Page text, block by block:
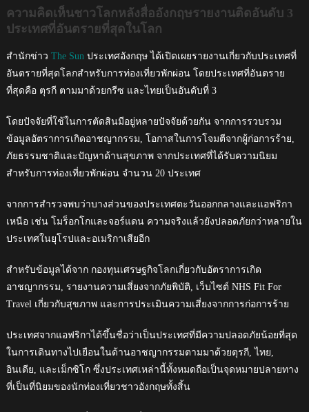
ความคิดเห็นชาวโลกหลังสื่ออังกฤษรายงานติดอันดับ 3
ประเทศที่อันตรายที่สุดในโลก
สำนักข่าว The Sunประเทศอังกฤษ ได้เปิดเผยรายงานเกี่ยวกับประเทศที่
อันตรายที่สุดโลกสำหรับการท่องเที่ยวพักผ่อน โดยประเทศที่อันตราย
ที่สุดคือ ตุรกี ตามมาด้วยกรีซ และไทยเป็นอันดับที่ 3
โดยปัจจัยที่ใช้ในการตัดสินมีอยู่หลายปัจจัยด้วยกัน จากการรวบรวม
ข้อมูลอัตราการเกิดอาชญากรรม, โอกาสในการโจมตีจากผู้ก่อการร้าย,
ภัยธรรมชาติและปัญหาด้านสุขภาพ จากประเทศที่ได้รับความนิยม
สำหรับการท่องเที่ยวพักผ่อน จำนวน 20 ประเทศ
จากการสำรวจพบว่าบางส่วนของประเทศตะวันออกกลางและแอฟริกา
เหนือ เช่น โมร็อกโกและจอร์แดน ความจริงแล้วยังปลอดภัยกว่าหลายใน
ประเทศในยุโรปและอเมริกาเสียอีก
สำหรับข้อมูลได้จาก กองทุนเศรษฐกิจโลกเกี่ยวกับอัตราการเกิด
อาชญากรรม, รายงานความเสี่ยงจากภัยพิบัติ, เว็บไซต์ NHS Fit For
Travel เกี่ยวกับสุขภาพ และการประเมินความเสี่ยงจากการก่อการร้าย
ประเทศจากแอฟริกาได้ขึ้นชื่อว่าเป็นประเทศที่มีความปลอดภัยน้อยที่สุด
ในการเดินทางไปเยือนในด้านอาชญากรรมตามมาด้วยตุรกี, ไทย,
อินเดีย, และเม็กซิโก ซึ่งประเทศเหล่านี้ทั้งหมดถือเป็นจุดหมายปลายทาง
ที่เป็นที่นิยมของนักท่องเที่ยวชาวอังกฤษทั้งสิ้น